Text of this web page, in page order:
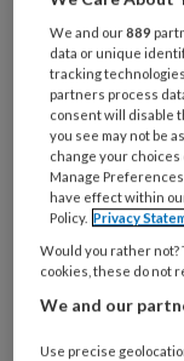
risicovoeten
hebt u nodig,
op? Een
welke
juist niet
(PDF)
We and our889
data or unique
tracking
partners process
consent will disable
you see may not be
change your
Manage
have effect within
Policy. Privacy
Would you rather
cookies, these do not
We and our
Use precise